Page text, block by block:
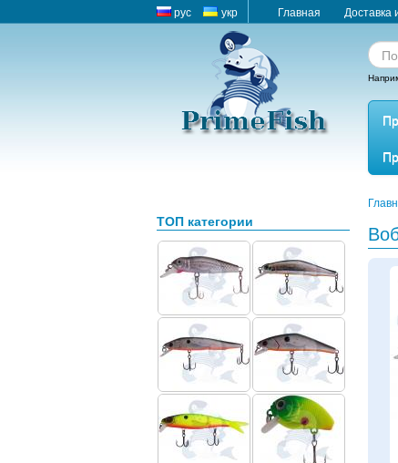
рус укр Главная Доставка
ТОП категории